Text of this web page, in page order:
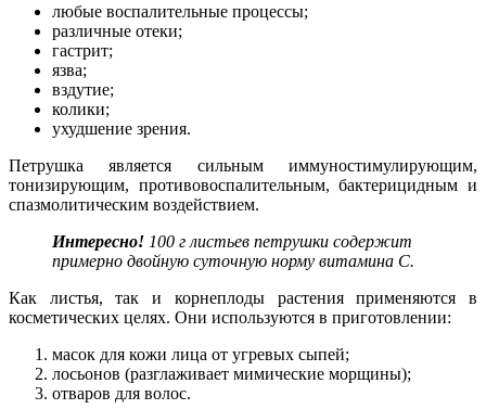
любые воспалительные процессы;
различные отеки;
гастрит;
язва;
вздутие;
колики;
ухудшение зрения.
Петрушка является сильным иммуностимулирующим,
тонизирующим, противовоспалительным, бактерицидным и
спазмолитическим воздействием.
Интересно! 100 г листьев петрушки содержит
примерно двойную суточную норму витамина С.
Как листья, так и корнеплоды растения применяются в
косметических целях. Они используются в приготовлении:
масок для кожи лица от угревых сыпей;
лосьонов (разглаживает мимические морщины);
отваров для волос.